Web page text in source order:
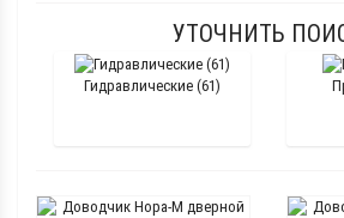
УТОЧНИТЬ
Гидравлические (61)